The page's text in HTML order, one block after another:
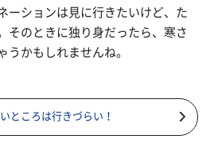
ーションは見に行きたいけど、た
そのときに独り身だったら、寒さ
うかもしれませんね。
ところは行きづらい！